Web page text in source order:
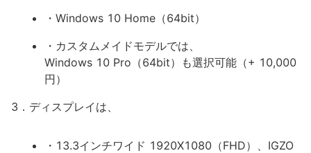
・Windows 10 Home（64bit）
・カスタムメイドモデルでは、
Windows 10 Pro（64bit）も選択可能（+ 10,000
円）
3．ディスプレイは、
・13.3インチワイド 1920X1080（FHD）、IGZO